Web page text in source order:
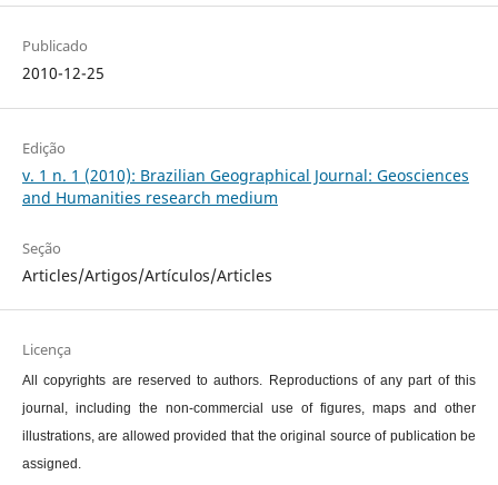
Publicado
2010-12-25
Edição
v. 1 n. 1 (2010): Brazilian Geographical Journal: Geosciences
and Humanities research medium
Seção
Articles/Artigos/Artículos/Articles
Licença
All copyrights are reserved to authors. Reproductions of any part of this
journal, including the non-commercial use of figures, maps and other
illustrations, are allowed provided that the original source of publication be
assigned.